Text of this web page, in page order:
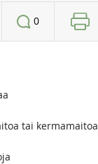
0
tai kermamaitoa